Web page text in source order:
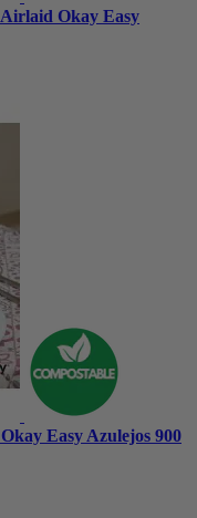
Airlaid Okay Easy
Easy Azulejos 900